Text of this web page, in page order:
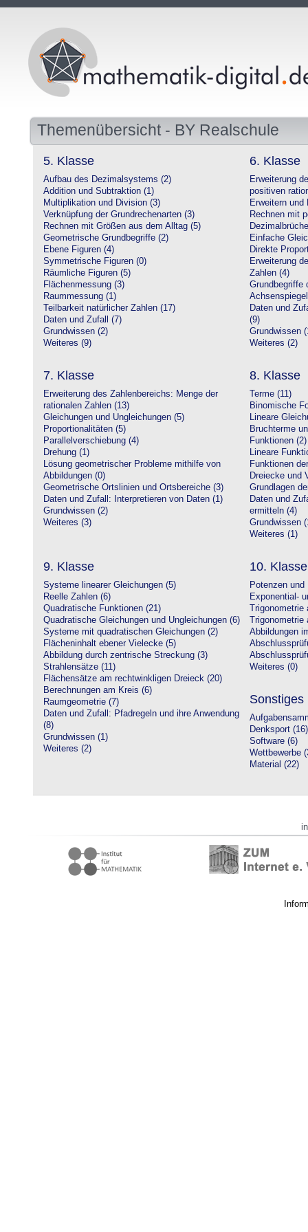
Themenübersicht - BY Realschule
5. Klasse
Aufbau des Dezimalsystems (2)
Addition und Subtraktion (1)
Multiplikation und Division (3)
Verknüpfung der Grundrechenarten (3)
Rechnen mit Größen aus dem Alltag (5)
Geometrische Grundbegriffe (2)
Ebene Figuren (4)
Symmetrische Figuren (0)
Räumliche Figuren (5)
Flächenmessung (3)
Raummessung (1)
Teilbarkeit natürlicher Zahlen (17)
Daten und Zufall (7)
Grundwissen (2)
Weiteres (9)
6. Klasse
Erweiterung
positiven
Erweitern und
Rechnen mit
Einfache
Direkte
Erweiterung
Zahlen (4)
Grundbegriffe
Daten und
(9)
Grundwissen
Weiteres (2)
7. Klasse
Erweiterung des Zahlenbereichs: Menge der
rationalen Zahlen (13)
Gleichungen und Ungleichungen (5)
Proportionalitäten (5)
Parallelverschiebung (4)
Drehung (1)
Lösung geometrischer Probleme mithilfe von
Abbildungen (0)
Geometrische Ortslinien und Ortsbereiche (3)
Daten und Zufall: Interpretieren von Daten (1)
Grundwissen (2)
Weiteres (3)
8. Klasse
Terme (11)
Binomische
Lineare
Bruchterme
Funktionen (2)
Lineare
Funktionen
Dreiecke und
Grundlagen
Daten und
ermitteln (4)
Grundwissen
Weiteres (1)
9. Klasse
Systeme linearer Gleichungen (5)
Reelle Zahlen (6)
Quadratische Funktionen (21)
Quadratische Gleichungen und Ungleichungen (6)
Systeme mit quadratischen Gleichungen (2)
Flächeninhalt ebener Vielecke (5)
Abbildung durch zentrische Streckung (3)
Strahlensätze (11)
Flächensätze am rechtwinkligen Dreieck (20)
Berechnungen am Kreis (6)
Raumgeometrie (7)
Daten und Zufall: Pfadregeln und ihre Anwendung
(8)
Grundwissen (1)
Weiteres (2)
10. Klasse
Potenzen
Exponential-
Abbildungen
Weiteres (0)
Sonstiges
Denksport (16)
Software (6)
Wettbewerbe
Material (22)